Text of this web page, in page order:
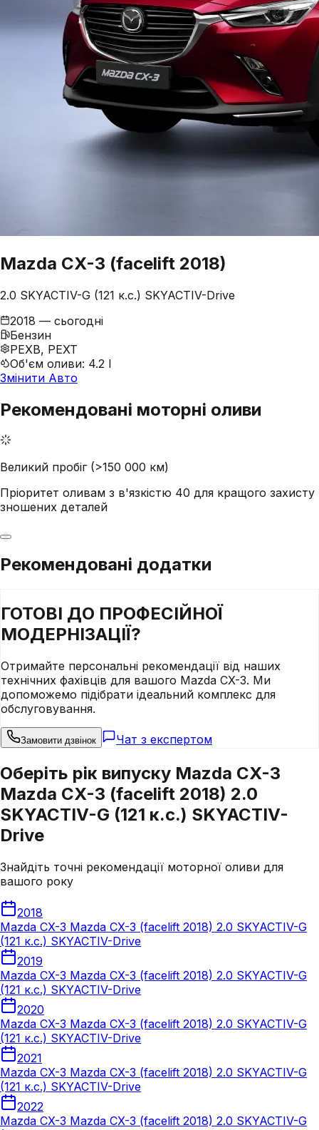
Mazda CX-3 (facelift 2018)
2.0 SKYACTIV-G (121 к.с.) SKYACTIV-Drive
2018 — сьогодні
Бензин
PEXB, PEXT
Об'єм оливи: 4.2 l
Змінити Авто
Рекомендовані моторні оливи
Великий пробіг (>150 000 км)
Пріоритет оливам з в'язкістю 40 для кращого захисту
зношених деталей
Рекомендовані додатки
ГОТОВІ ДО ПРОФЕСІЙНОЇ
МОДЕРНІЗАЦІЇ?
Отримайте персональні рекомендації від наших
технічних фахівців для вашого Mazda CX-3. Ми
допоможемо підібрати ідеальний комплекс для
обслуговування.
Замовити дзвінок Чат з експертом
Оберіть рік випуску Mazda CX-3
Mazda CX-3 (facelift 2018) 2.0
SKYACTIV-G (121 к.с.) SKYACTIV-
Drive
Знайдіть точні рекомендації моторної оливи для
вашого року
2018
Mazda CX-3 Mazda CX-3 (facelift 2018) 2.0 SKYACTIV-G
(121 к.с.) SKYACTIV-Drive
2019
Mazda CX-3 Mazda CX-3 (facelift 2018) 2.0 SKYACTIV-G
(121 к.с.) SKYACTIV-Drive
2020
Mazda CX-3 Mazda CX-3 (facelift 2018) 2.0 SKYACTIV-G
(121 к.с.) SKYACTIV-Drive
2021
Mazda CX-3 Mazda CX-3 (facelift 2018) 2.0 SKYACTIV-G
(121 к.с.) SKYACTIV-Drive
2022
Mazda CX-3 Mazda CX-3 (facelift 2018) 2.0 SKYACTIV-G